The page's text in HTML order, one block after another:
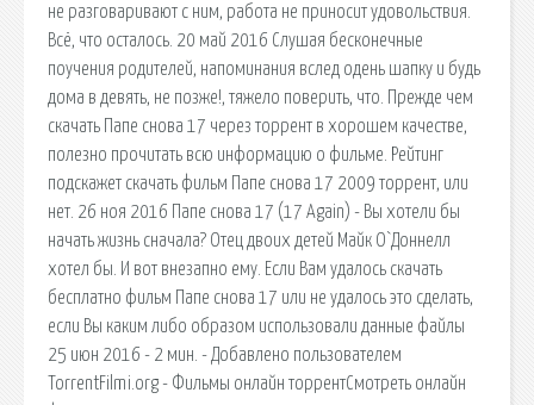
не разговаривают с ним, работа не приносит удовольствия.
Всё, что осталось. 20 май 2016 Слушая бесконечные
поучения родителей, напоминания вслед одень шапку и будь
дома в девять, не позже!, тяжело поверить, что. Прежде чем
скачать Папе снова 17 через торрент в хорошем качестве,
полезно прочитать всю информацию о фильме. Рейтинг
подскажет скачать фильм Папе снова 17 2009 торрент, или
нет. 26 ноя 2016 Папе снова 17 (17 Again) - Вы хотели бы
начать жизнь сначала? Отец двоих детей Майк О`Доннелл
хотел бы. И вот внезапно ему. Если Вам удалось скачать
бесплатно фильм Папе снова 17 или не удалось это сделать,
если Вы каким либо образом использовали данные файлы
25 июн 2016 - 2 мин. - Добавлено пользователем
TorrentFilmi.org - Фильмы онлайн торрентСмотреть онлайн